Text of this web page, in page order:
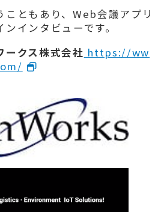
ともあり、Web会議アプリ
インタビューです。
ス株式会社 https://ww